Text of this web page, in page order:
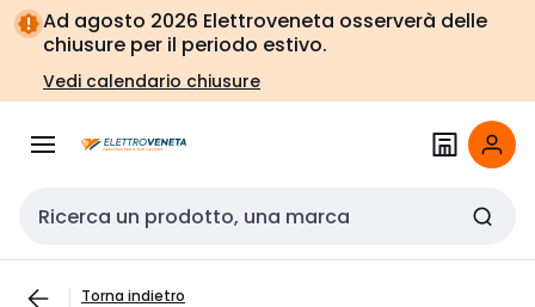
Vai alla
navigazione
Vai
alla
pagina
Ad agosto 2026 Elettroveneta osserverà delle
chiusure per il periodo estivo.
Vedi calendario chiusure
Cerca input
Torna indietro